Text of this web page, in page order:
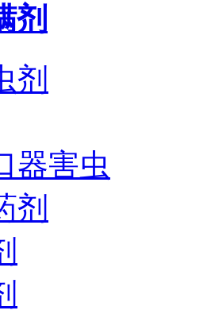
剂
剂
器害虫
剂